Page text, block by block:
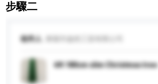
步驟二
收件人
6ft 180cm slim Christmas tree